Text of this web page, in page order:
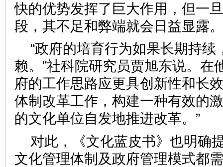
快的优势发挥了巨大作用，但一
段，其不足和弊端就会日益
“政府的培育行为如果长期持
赖。”社科院研究员贾旭东说。在
府的工作思路应更具创新性和长
体制改革工作，构建一种有效的
的文化单位自发地推进改革
对此，《文化蓝皮书》也明确
文化管理体制及政府管理模式都